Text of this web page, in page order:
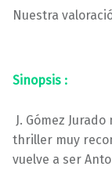
Nuestra
Sinopsis :
J. Gómez
thriller muy
vuelve a ser